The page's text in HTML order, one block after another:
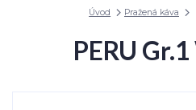
Úvod Pražená káva
PERU